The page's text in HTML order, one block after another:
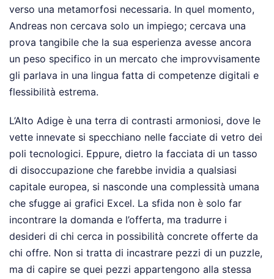
verso una metamorfosi necessaria. In quel momento,
Andreas non cercava solo un impiego; cercava una
prova tangibile che la sua esperienza avesse ancora
un peso specifico in un mercato che improvvisamente
gli parlava in una lingua fatta di competenze digitali e
flessibilità estrema.
L’Alto Adige è una terra di contrasti armoniosi, dove le
vette innevate si specchiano nelle facciate di vetro dei
poli tecnologici. Eppure, dietro la facciata di un tasso
di disoccupazione che farebbe invidia a qualsiasi
capitale europea, si nasconde una complessità umana
che sfugge ai grafici Excel. La sfida non è solo far
incontrare la domanda e l’offerta, ma tradurre i
desideri di chi cerca in possibilità concrete offerte da
chi offre. Non si tratta di incastrare pezzi di un puzzle,
ma di capire se quei pezzi appartengono alla stessa